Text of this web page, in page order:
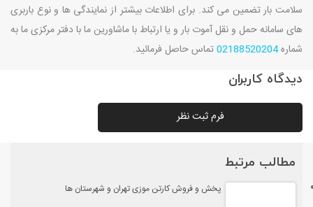
سلامت بار تضمین می کند. برای اطلاعات بیشتر از نمایندگی ها و نوع باربری
های سامانه حمل و نقل آموت بار و یا ارتباط با ماشاورین ما با دفتر مرکزی ما به
شماره02188520204تماس حاصل فرمائید.
دیدگاه کاربران
فرم ثبت نظر
مطالب مرتبط
پخش و فروش کارتن موزی تهران و شهرستان ها